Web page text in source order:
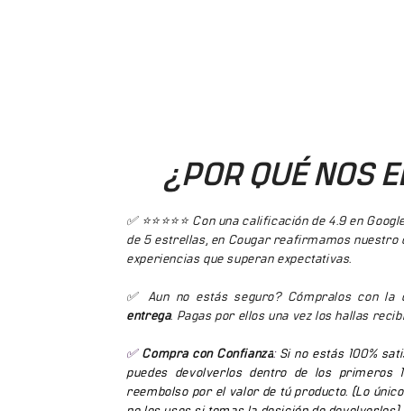
¿POR QUÉ NOS
✅ ⭐⭐⭐⭐⭐ Con una calificación de 4.9 en
de 5 estrellas, en Cougar reafirmamos nuestro
experiencias que superan expectativas.
✅ Aun no estás seguro? Cómpralos con la
entrega. Pagas por ellos una vez los hallas
✅ Compra con Confianza: Si no estás 100%
puedes devolverlos dentro de los primeros
reembolso por el valor de tú producto. (Lo